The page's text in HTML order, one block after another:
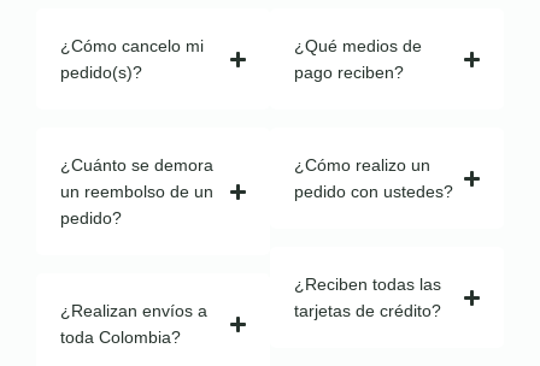
¿Cómo cancelo mi
pedido(s)?
¿Cuánto se demora
un reembolso de un
pedido?
¿Realizan envíos a
toda Colombia?
¿Qué medios de
pago reciben?
¿Cómo realizo un
pedido con ustedes?
¿Reciben todas las
tarjetas de crédito?